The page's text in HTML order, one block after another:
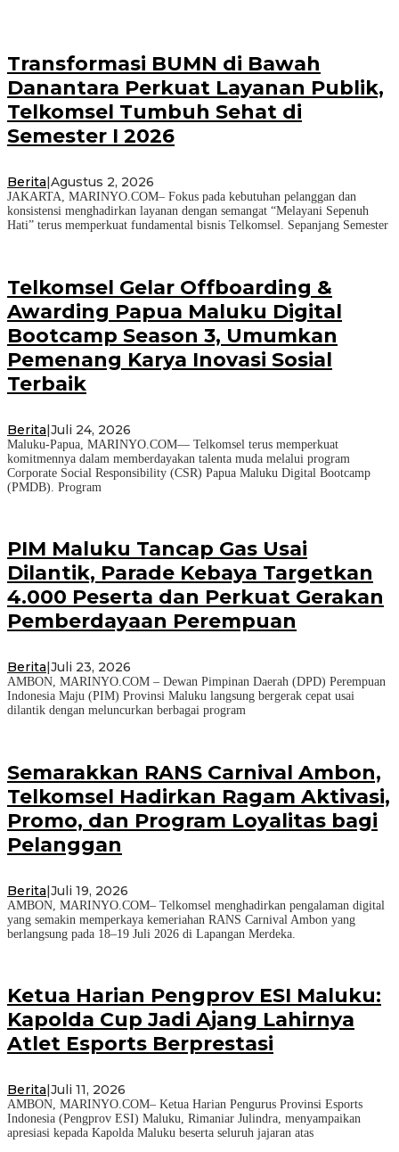
Transformasi BUMN di Bawah
Danantara Perkuat Layanan Publik,
Telkomsel Tumbuh Sehat di
Semester I 2026
Berita Agustus 2, 2026
JAKARTA, MARINYO.COM– Fokus pada kebutuhan pelanggan dan
konsistensi menghadirkan layanan dengan semangat “Melayani Sepenuh
Hati” terus memperkuat fundamental bisnis Telkomsel. Sepanjang Semester
Telkomsel Gelar Offboarding &
Awarding Papua Maluku Digital
Bootcamp Season 3, Umumkan
Pemenang Karya Inovasi Sosial
Terbaik
Berita|Juli 24, 2026
Maluku-Papua, MARINYO.COM— Telkomsel terus memperkuat
komitmennya dalam memberdayakan talenta muda melalui program
Corporate Social Responsibility (CSR) Papua Maluku Digital Bootcamp
(PMDB). Program
PIM Maluku Tancap Gas Usai
Dilantik, Parade Kebaya Targetkan
4.000 Peserta dan Perkuat Gerakan
Pemberdayaan Perempuan
Berita Juli 23, 2026
AMBON, MARINYO.COM – Dewan Pimpinan Daerah (DPD) Perempuan
Indonesia Maju (PIM) Provinsi Maluku langsung bergerak cepat usai
dilantik dengan meluncurkan berbagai program
Semarakkan RANS Carnival Ambon,
Telkomsel Hadirkan Ragam Aktivasi,
Promo, dan Program Loyalitas bagi
Pelanggan
Berita|Juli 19, 2026
AMBON, MARINYO.COM– Telkomsel menghadirkan pengalaman digital
yang semakin memperkaya kemeriahan RANS Carnival Ambon yang
berlangsung pada 18–19 Juli 2026 di Lapangan Merdeka.
Ketua Harian Pengprov ESI Maluku:
Kapolda Cup Jadi Ajang Lahirnya
Atlet Esports Berprestasi
Berita Juli 11, 2026
AMBON, MARINYO.COM– Ketua Harian Pengurus Provinsi Esports
Indonesia (Pengprov ESI) Maluku, Rimaniar Julindra, menyampaikan
apresiasi kepada Kapolda Maluku beserta seluruh jajaran atas